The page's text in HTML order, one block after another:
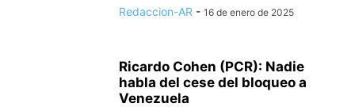
Redaccion-AR - 16 de enero de 2025
Ricardo Cohen (PCR): Nadie
habla del cese del bloqueo a
Venezuela